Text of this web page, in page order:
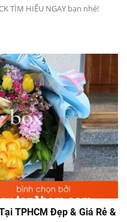
TÌM HIỂU NGAY bạn nhé!
TPHCM Đẹp & Giá Rẻ &